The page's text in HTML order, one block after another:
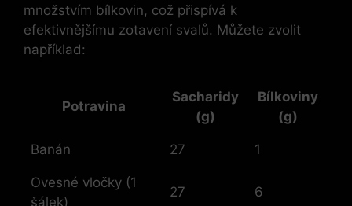
množstvím bílkovin, což přispívá k
efektivnějšímu zotavení svalů. Můžete zvolit
například:
Potravina
Sacharidy
(g)
Bílkoviny
(g)
Banán 27 1
Ovesné vločky (1
šálek)
27 6